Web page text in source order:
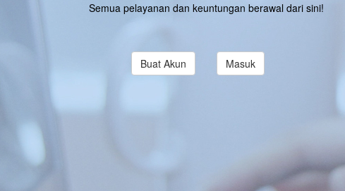
Semua pelayanan dan keuntungan berawal dari sini!
Buat Akun Masuk